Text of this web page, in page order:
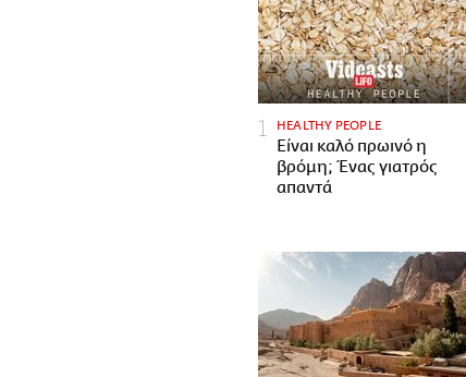
HEALTHY PEOPLE
Είναι καλό πρωινό η
βρόμη; Ένας γιατρός
απαντά